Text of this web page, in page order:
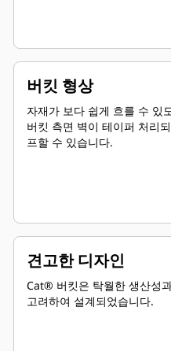
버킷 형상
자재가 보다 쉽게 흐를 수 있
버킷 측면 벽이 테이퍼 처리
프할 수 있습니다.
견고한 디자인
Cat® 버킷은 탁월한 생산성
고려하여 설계되었습니다.